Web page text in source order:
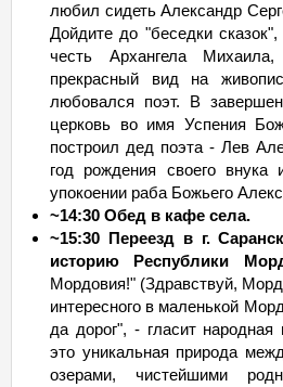
любил сидеть Александр
Дойдите до "беседки
честь Архангела Михаила,
прекрасный вид на
любовался поэт. В
церковь во имя Успения
построил дед поэта - Лев
год рождения своего внука
упокоении раба Божьего
~14:30 Обед в кафе села.
~15:30 Переезд в г.
историю Республики
Мордовия!" (Здравствуй,
интересного в маленькой
да дорог", - гласит
это уникальная природа
озерами, чистейшими